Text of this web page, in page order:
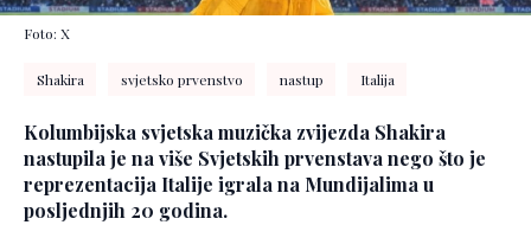
Foto: X
Shakira svjetsko prvenstvo nastup Italija
Kolumbijska svjetska muzička zvijezda Shakira
nastupila je na više Svjetskih prvenstava nego što je
reprezentacija Italije igrala na Mundijalima u
posljednjih 20 godina.